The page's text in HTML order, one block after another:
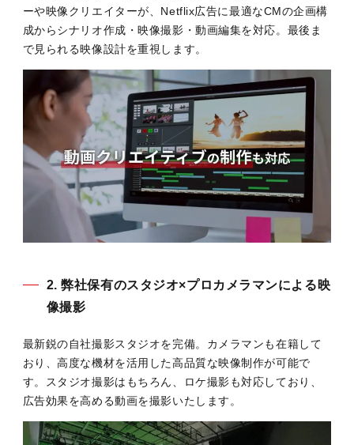
ーや映像クリエイターが、Netflix広告に最適なCMの企画構
成からシナリオ作成・映像撮影・動画編集を対応。最後ま
で見られる映像設計を重視します。
2. 弊社保有のスタジオ×プロカメラマンによる映
像撮影
最新鋭の自社撮影スタジオを完備。カメラマンも在籍して
おり、高度な機材を活用した高品質な映像制作が可能で
す。スタジオ撮影はもちろん、ロケ撮影も対応しており、
広告効果を高める動画を撮影いたします。